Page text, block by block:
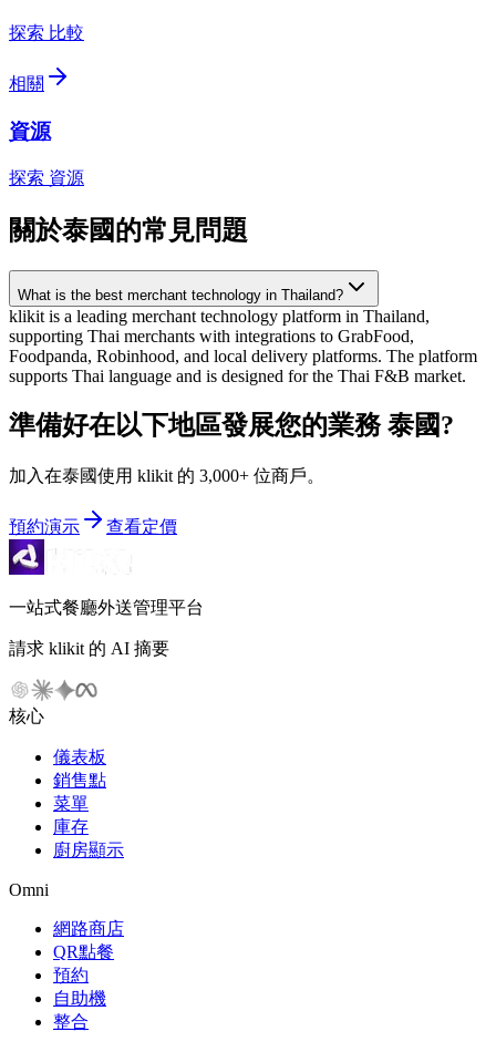
探索 比較
相關
資源
探索 資源
關於泰國的常見問題
What is the best merchant technology in Thailand?
klikit is a leading merchant technology platform in Thailand,
supporting Thai merchants with integrations to GrabFood,
Foodpanda, Robinhood, and local delivery platforms. The platform
supports Thai language and is designed for the Thai F&B market.
準備好在以下地區發展您的業務 泰國?
加入在泰國使用 klikit 的 3,000+ 位商戶。
預約演示 查看定價
一站式餐廳外送管理平台
請求 klikit 的 AI 摘要
核心
儀表板
銷售點
菜單
庫存
廚房顯示
Omni
網路商店
QR點餐
預約
自助機
整合